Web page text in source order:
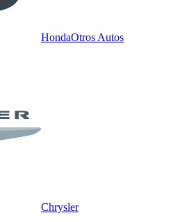
HondaOtros Autos
Chrysler